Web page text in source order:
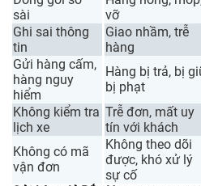
sài
vỡ
Ghi sai thông
tin
Giao nhầm, trễ
hàng
Gửi hàng cấm,
hàng nguy
hiểm
Hàng bị trả, bị
bị phạt
Không kiểm tra
lịch xe
Trễ đơn, mất uy
tín với khách
Không có mã
vận đơn
Không theo dõi
được, khó xử lý
sự cố